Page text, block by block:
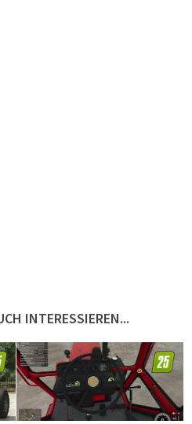
INTERESSIEREN...